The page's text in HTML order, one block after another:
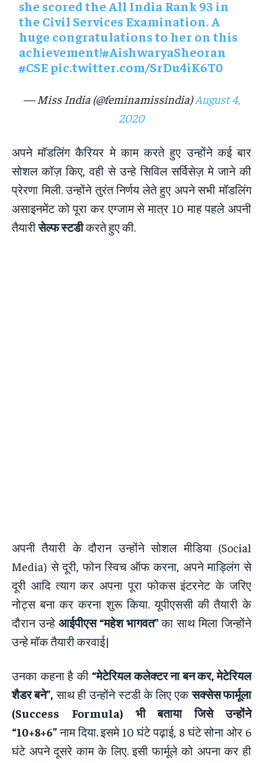
she scored the All India Rank 93 in
the Civil Services Examination. A
huge congratulations to her on this
achievement!#AishwaryaSheoran
#CSEpic.twitter.com/SrDu4iK6T0
— Miss India (@feminamissindia)August 4,
2020
अपने मॉडलिंग कैरियर मे काम करते हुए उन्होंने कई बार
सोशल कॉज़ किए, वही से उन्हे सिविल सर्विसेज़ मे जाने की
प्रेरणा मिली. उन्होंने तुरंत निर्णय लेते हुए अपने सभी मॉडलिंग
असाइनमेंट को पूरा कर एग्जाम से मात्र 10 माह पहले अपनी
तैयारीसेल्फ स्टडीकरते हुए की.
अपनी तैयारी के दौरान उन्होंने सोशल मीडिया (Social
Media) से दूरी, फोन स्विच ऑफ करना, अपने माड्लिंग से
दूरी आदि त्याग कर अपना पूरा फोकस इंटरनेट के जरिए
नोट्स बना कर करना शुरू किया. यूपीएससी की तैयारी के
दौरान उन्हे आईपीएस “महेश भागवत”का साथ मिला जिन्होंने
उन्हे मॉक तैयारी करवाई|
उनका कहना है की “मेटेरियल कलेक्टर ना बन कर, मेटेरियल
शैडर बने”, साथ ही उन्होंने स्टडी के लिए एकसक्सेस फार्मूला
(Success Formula) भी बताया जिसे उन्होंने
“10+8+6”नाम दिया. इसमे 10 घंटे पढ़ाई, 8 घंटे सोना ओर 6
घंटे अपने दूसरे काम के लिए. इसी फार्मूले को अपना कर ही